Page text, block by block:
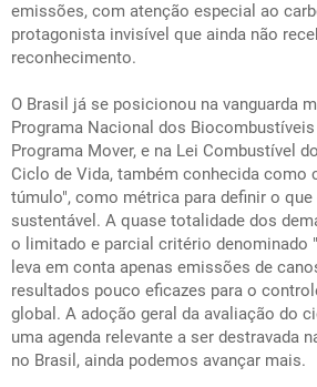
emissões, com atenção especial ao
protagonista invisível que ainda não
reconhecimento.
O Brasil já se posicionou na vanguarda
Programa Nacional dos Biocombustíveis
Programa Mover, e na Lei Combustível
Ciclo de Vida, também conhecida como
túmulo", como métrica para definir o
sustentável. A quase totalidade dos
o limitado e parcial critério denominado
leva em conta apenas emissões de
resultados pouco eficazes para o
global. A adoção geral da avaliação do
uma agenda relevante a ser destravada
no Brasil, ainda podemos avançar mais.